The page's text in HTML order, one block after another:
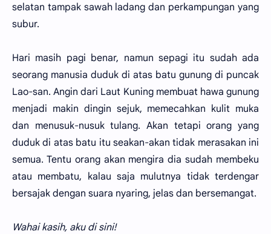
selatan tampak sawah ladang dan perkampungan yang
subur.
Hari masih pagi benar, namun sepagi itu sudah ada
seorang manusia duduk di atas batu gunung di puncak
Lao-san. Angin dari Laut Kuning membuat hawa gunung
menjadi makin dingin sejuk, memecahkan kulit muka
dan menusuk-nusuk tulang. Akan tetapi orang yang
duduk di atas batu itu seakan-akan tidak merasakan ini
semua. Tentu orang akan mengira dia sudah membeku
atau membatu, kalau saja mulutnya tidak terdengar
bersajak dengan suara nyaring, jelas dan bersemangat.
Wahai kasih, aku di sini!